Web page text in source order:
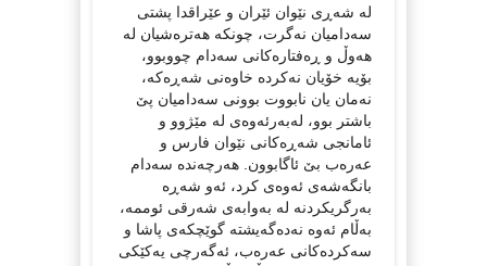
لە شەڕی نێوان ئێران و عێراقدا پشتی
سەدامیان نەگرت، چونکە هەترەشیان لە
هەوڵ و ڕەفتارەکانی سەدام چووبوو،
بۆیە خۆیان نەکردە خاوەنی شەڕەکە،
نەمان یان نابووت بوونی سەدامیان پێ
باشتر بوو، لەبەرئەوەی لە مێژوو و
ئامانجی شەڕەکانی نێوان فارس و
عەرەب بێ ئاگابوون. هەرچەندە سەدام
بانگەشەی ئەوەی کرد، ئەو شەڕە
بەرگریکردنە لە بەوابەی شەرقی ئوممە،
بەڵام ئەوە نەدەگەیشتە گوێچکەی پاشا و
سەکردەکانی عەرەب، ئەگەرچی یەکێکی